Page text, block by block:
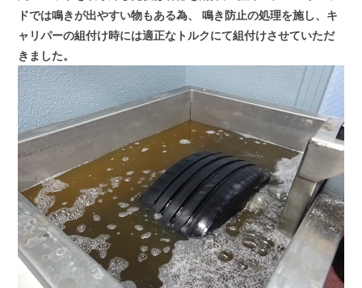
ドでは鳴きが出やすい物もある為、
鳴き防止の処理を施し、キ
ャリパーの組付け時には適正なトルクにて組付けさせていただ
きました。